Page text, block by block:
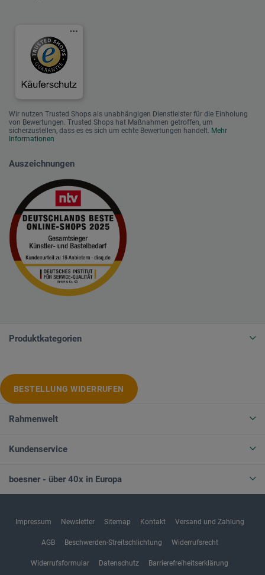
Wir nutzen Trusted Shops als unabhängigen Dienstleister für die Einholung
von Bewertungen. Trusted Shops hat Maßnahmen getroffen, um
sicherzustellen, dass es es sich um echte Bewertungen handelt. Mehr
Informationen
Auszeichnungen
Produktkategorien
BESTELLUNG WIDERRUFEN
Rahmenwelt
Kundenservice
boesner - über 40x in Europa
Impressum Newsletter Sitemap Kontakt Versand und Zahlung
AGB Beschwerden-Streitschlichtung Widerrufsrecht
Widerrufsformular Datenschutz Barrierefreiheitserklärung